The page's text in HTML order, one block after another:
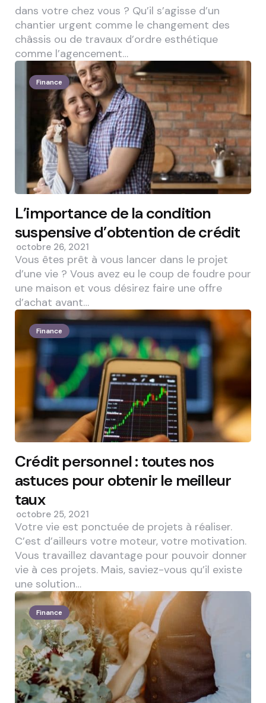
dans votre chez vous ? Qu’il s’agisse d’un
chantier urgent comme le changement des
châssis ou de travaux d’ordre esthétique
comme l’agencement…
Finance
L’importance de la condition
suspensive d’obtention de crédit
octobre 26, 2021
Vous êtes prêt à vous lancer dans le projet
d’une vie ? Vous avez eu le coup de foudre pour
une maison et vous désirez faire une offre
d’achat avant…
Finance
Crédit personnel : toutes nos
astuces pour obtenir le meilleur
taux
octobre 25, 2021
Votre vie est ponctuée de projets à réaliser.
C’est d’ailleurs votre moteur, votre motivation.
Vous travaillez davantage pour pouvoir donner
vie à ces projets. Mais, saviez-vous qu’il existe
une solution…
Finance